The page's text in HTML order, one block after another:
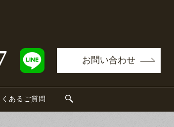
くあるご質問
お問い合わせ